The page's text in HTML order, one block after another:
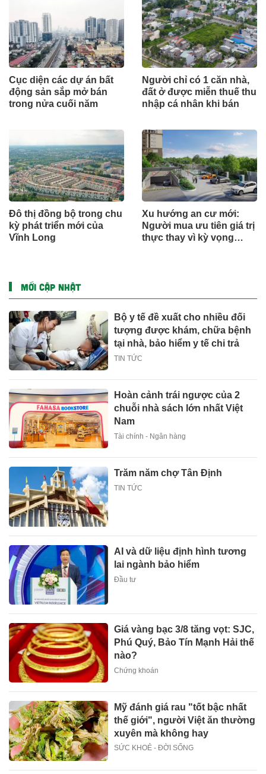
Cục diện các dự án bất
động sản sắp mở bán
trong nửa cuối năm
Người chỉ có 1 căn nhà,
đất ở được miễn thuế thu
nhập cá nhân khi bán
Đô thị đồng bộ trong chu
kỳ phát triển mới của
Vĩnh Long
Xu hướng an cư mới:
Người mua ưu tiên giá trị
thực thay vì kỳ vọng
MỚI CẬP NHẬT
Bộ y tế đề xuất cho nhiều đối
tượng được khám, chữa bệnh
tại nhà, bảo hiểm y tế chi trả
TIN TỨC
Hoàn cảnh trái ngược của 2
chuỗi nhà sách lớn nhất Việt
Nam
Tài chính - Ngân hàng
Trăm năm chợ Tân Định
TIN TỨC
AI và dữ liệu định hình tương
lai ngành bảo hiểm
Đầu tư
Giá vàng bạc 3/8 tăng vọt: SJC,
Phú Quý, Bảo Tín Mạnh Hải thế
nào?
Chứng khoán
Mỹ đánh giá rau "tốt bậc nhất
thế giới", người Việt ăn thường
xuyên mà không hay
SỨC KHOẺ - ĐỜI SỐNG